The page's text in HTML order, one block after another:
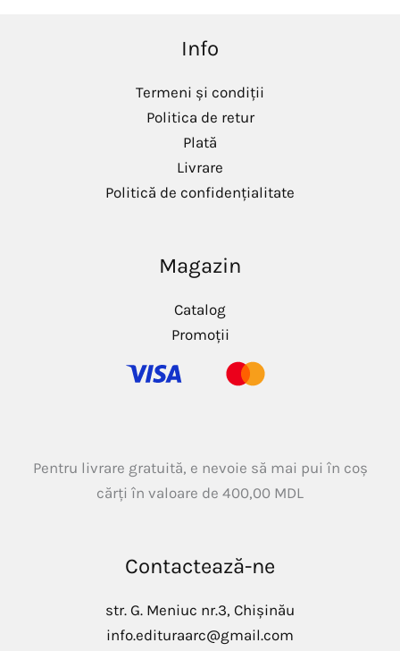
Info
Termeni și condiții
Politica de retur
Plată
Livrare
Politică de confidențialitate
Magazin
Catalog
Promoții
Pentru livrare gratuită, e nevoie să mai pui în coș
cărți în valoare de 400,00 MDL
Contactează-ne
str. G. Meniuc nr.3, Chișinău
info.edituraarc@gmail.com